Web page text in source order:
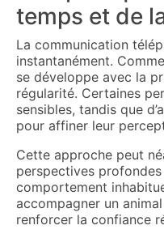
temps et de
La communication
instantanément.
se développe avec la
régularité. Certaines
sensibles, tandis que
pour affiner leur
Cette approche peut
perspectives
comportement
accompagner un
renforcer la confiance